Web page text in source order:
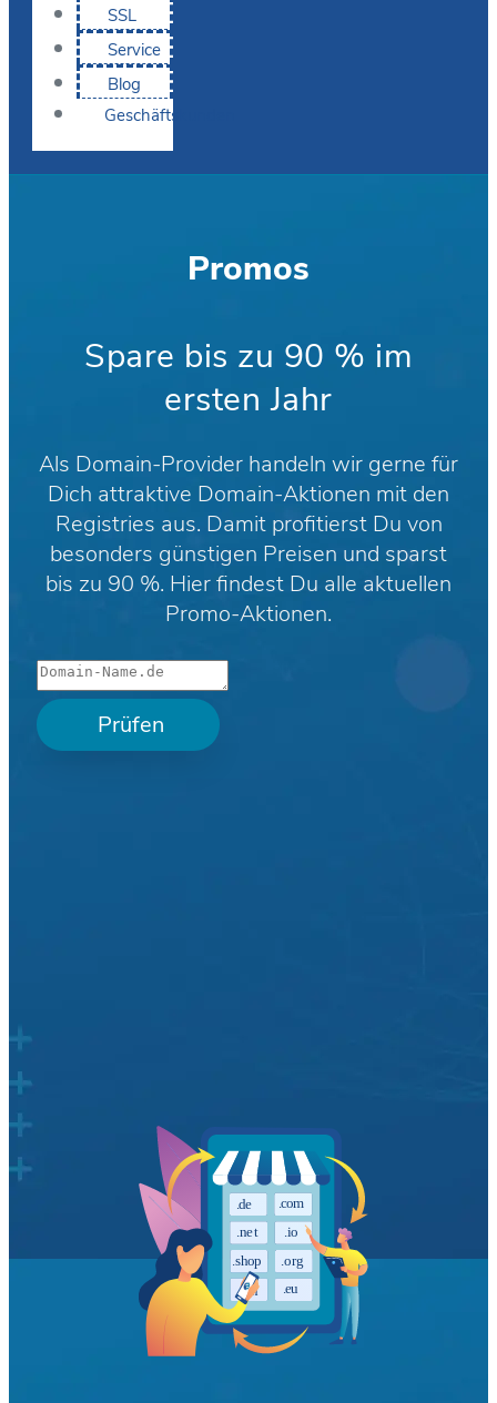
SSL
Service
Blog
Geschäftskunden
Promos
Spare bis zu 90 % im
ersten Jahr
Als Domain-Provider handeln wir gerne für
Dich attraktive Domain-Aktionen mit den
Registries aus. Damit profitierst Du von
besonders günstigen Preisen und sparst
bis zu 90 %. Hier findest Du alle aktuellen
Promo-Aktionen.
Prüfen